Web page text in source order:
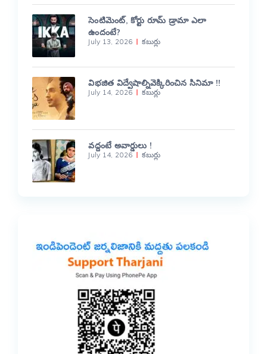
సెంటిమెంట్, కోర్టు రూమ్ డ్రామా ఎలా
ఉందంటే?
July 13, 2026 కబుర్లు
విభజిత విద్వేషాల్నివెక్కిరించిన సినిమా !!
July 14, 2026 కబుర్లు
వద్దంటే అవార్డులు !
July 14, 2026 కబుర్లు